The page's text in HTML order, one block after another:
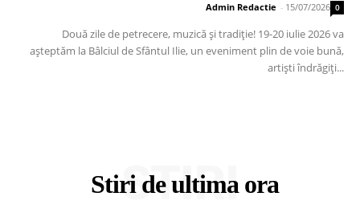
Admin Redactie - 15/07/2026 0
Două zile de petrecere, muzică și tradiție! 19-20 iulie 2026 va
așteptăm la Bâlciul de Sfântul Ilie, un eveniment plin de voie bună,
artiști îndrăgiți...
Stiri de ultima ora
STIRI